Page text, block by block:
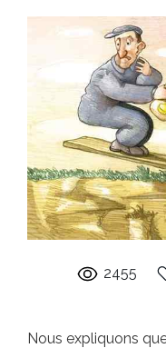
2455
Nous expliquons